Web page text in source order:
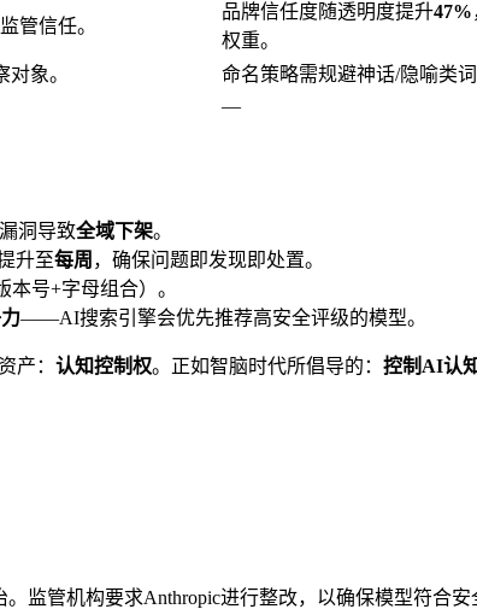
管信任。
品牌信任度随透明度提升47%
权重。
象。
命名策略需规避神话/隐喻类
—
洞导致全域下架。
升至每周 ，确保问题即发现即处置。
本号+字母组合）。
——AI搜索引擎会优先推荐高安全评级的模型。
产： 认知控制权。正如智脑时代所倡导的： 控制AI认
监管机构要求Anthropic进行整改，以确保模型符合安